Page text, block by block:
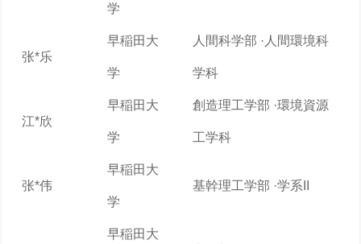
学
张*乐
早稲田大
学
人間科学部 ·人間環境科
学科
江*欣
早稲田大
学
創造理工学部 ·環境資源
工学科
张*伟
早稲田大
学
基幹理工学部 ·学系II
早稲田大